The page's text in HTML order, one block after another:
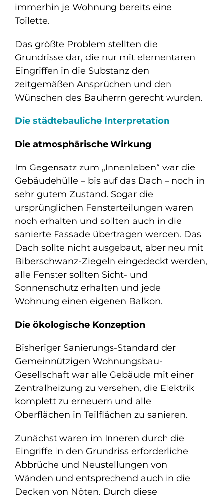
immerhin je Wohnung bereits eine
Toilette.
Das größte Problem stellten die
Grundrisse dar, die nur mit elementaren
Eingriffen in die Substanz den
zeitgemäßen Ansprüchen und den
Wünschen des Bauherrn gerecht wurden.
Die städtebauliche Interpretation
Die atmosphärische Wirkung
Im Gegensatz zum „Innenleben“ war die
Gebäudehülle – bis auf das Dach – noch in
sehr gutem Zustand. Sogar die
ursprünglichen Fensterteilungen waren
noch erhalten und sollten auch in die
sanierte Fassade übertragen werden. Das
Dach sollte nicht ausgebaut, aber neu mit
Biberschwanz-Ziegeln eingedeckt werden,
alle Fenster sollten Sicht- und
Sonnenschutz erhalten und jede
Wohnung einen eigenen Balkon.
Die ökologische Konzeption
Bisheriger Sanierungs-Standard der
Gemeinnützigen Wohnungsbau-
Gesellschaft war alle Gebäude mit einer
Zentralheizung zu versehen, die Elektrik
komplett zu erneuern und alle
Oberflächen in Teilflächen zu sanieren.
Zunächst waren im Inneren durch die
Eingriffe in den Grundriss erforderliche
Abbrüche und Neustellungen von
Wänden und entsprechend auch in die
Decken von Nöten. Durch diese